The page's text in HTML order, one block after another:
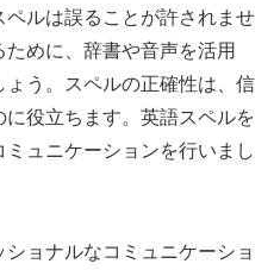
ルは誤ることが許されませ
めに、辞書や音声を活用
う。スペルの正確性は、信
役立ちます。英語スペルを
ュニケーションを行いまし
ョナルなコミュニケーショ